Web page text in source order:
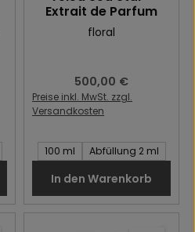
Extrait de Parfum
floral
Regulärer Preis:
500,00 €
Preise inkl. MwSt. zzgl.
Versandkosten
Inhalt des Artikel:
100 ml Abfüllung 2 ml
In den Warenkorb